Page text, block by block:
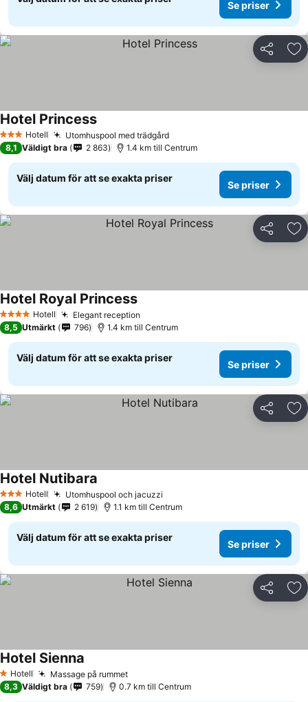
Se priser
Dela
3 StjärnorHotell Utomhuspool med trädgårdSe priser
Hotel PrincessSe priser
8,1 Väldigt bra 2 863 1.4 km till Centrum
Välj datum för att se exakta priser
Se priser
Dela
4 StjärnorHotell Elegant reception
Hotel Royal PrincessSe priser
8,5 Utmärkt 796 1.4 km till Centrum
Välj datum för att se exakta priser
Se priser
Dela
3 StjärnorHotell Utomhuspool och jacuzzi
Hotel Nutibara
8,6 Utmärkt 2 619 1.1 km till Centrum
Välj datum för att se exakta priser
Se priser
Dela
1 Stjärnor
Hotell Massage på rummetSe priser
Hotel Sienna
8,3 Väldigt bra 759 0.7 km till Centrum